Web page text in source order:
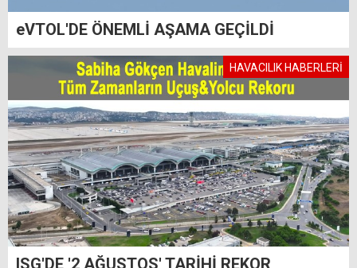
eVTOL'DE ÖNEMLİ AŞAMA GEÇİLDİ
HAVACILIK HABERLERİ
ISG'DE '2 AĞUSTOS' TARİHİ REKOR